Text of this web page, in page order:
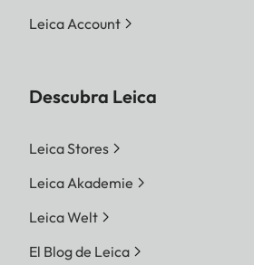
Leica Account
Descubra Leica
Leica Stores
Leica Akademie
Leica Welt
El Blog de Leica